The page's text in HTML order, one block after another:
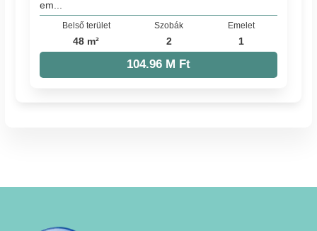
em...
Belső terület
48 m²
Szobák
2
Emelet
1
104.96 M Ft